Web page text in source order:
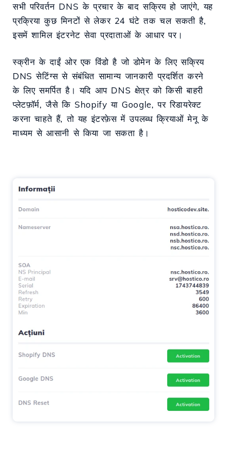
सभी परिवर्तन DNS के प्रचार के बाद सक्रिय हो जाएंगे, यह
प्रक्रिया कुछ मिनटों से लेकर 24 घंटे तक चल सकती है,
इसमें शामिल इंटरनेट सेवा प्रदाताओं के आधार पर।
स्क्रीन के दाईं ओर एक विंडो है जो डोमेन के लिए सक्रिय
DNS सेटिंग्स से संबंधित सामान्य जानकारी प्रदर्शित करने
के लिए समर्पित है। यदि आप DNS क्षेत्र को किसी बाहरी
प्लेटफ़ॉर्म, जैसे कि Shopify या Google, पर रिडायरेक्ट
करना चाहते हैं, तो यह इंटरफ़ेस में उपलब्ध क्रियाओं मेनू के
माध्यम से आसानी से किया जा सकता है।